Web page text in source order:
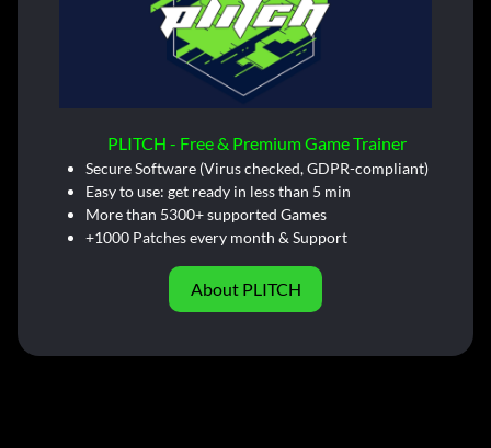
PLITCH - Free & Premium Game Trainer
Secure Software (Virus checked, GDPR-compliant)
Easy to use: get ready in less than 5 min
More than 5300+ supported Games
+1000 Patches every month & Support
About PLITCH